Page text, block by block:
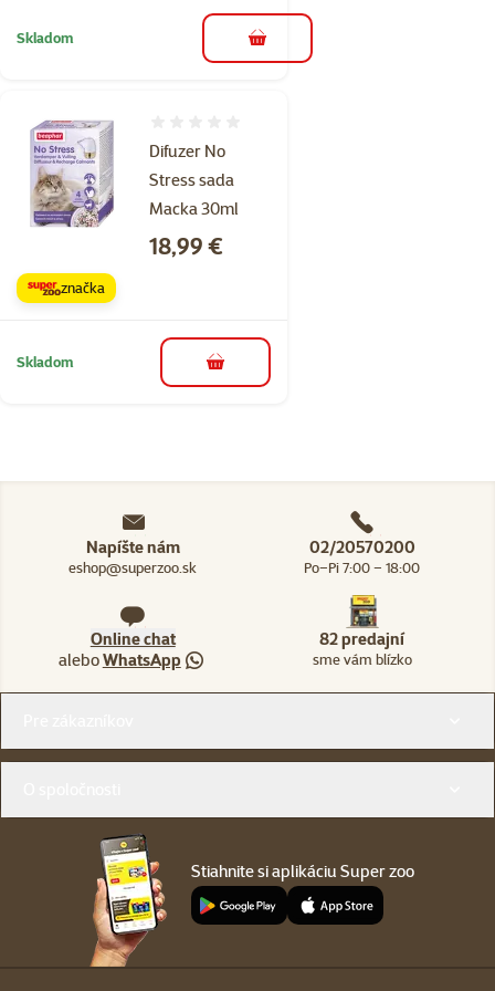
Skladom do košíka
Difuzer No
Stress sada
Macka 30ml
Cena
18,99 €
značka
Skladom do košíka
Napíšte nám
eshop@superzoo.sk
02/20570200
Po–Pi 7:00 – 18:00
Online chat
aleboWhatsApp
82 predajní
sme vám blízko
Stiahnite si aplikáciu Super zoo